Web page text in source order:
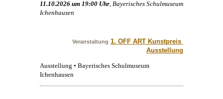
11.10.2026 um 19:00 Uhr , Bayerisches Schulmuseum
Ichenhausen
Veranstaltung 1. OFF ART Kunstpreis
Ausstellung
Ausstellung • Bayerisches Schulmuseum
Ichenhausen